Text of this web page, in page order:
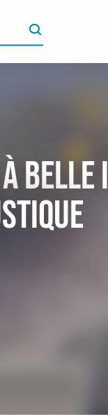
Belle